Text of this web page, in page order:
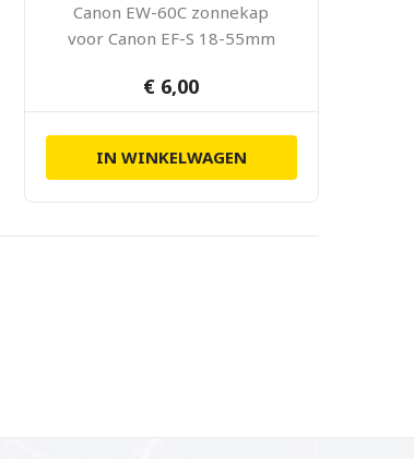
Canon EW-60C zonnekap
voor Canon EF-S 18-55mm
€ 6,00
IN WINKELWAGEN